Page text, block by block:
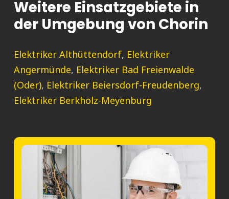
Weitere Einsatzgebiete in
der Umgebung von Chorin
Elektriker Althüttendorf, Elektriker
Angermünde, Elektriker Bad Freienwalde
(Oder), Elektriker Beiersdorf-Freudenberg,
Elektriker Berkholz-Meyenburg